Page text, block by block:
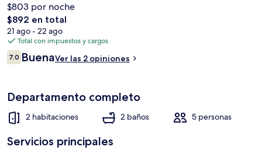
$803 por noche
El
precio
total
es
de
$892 en total
21 ago - 22 ago
Total con impuestos y cargos
Opiniones
7.07.0 de 10,
BuenaVer las 2 opiniones
Departamento completo
2 habitaciones 2 baños 5 personas
Servicios principales